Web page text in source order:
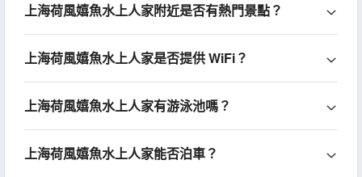
上海荷風嬉魚水上人家附近是否有熱門景點？
上海荷風嬉魚水上人家是否提供 WiFi？
上海荷風嬉魚水上人家有游泳池嗎？
上海荷風嬉魚水上人家能否泊車？